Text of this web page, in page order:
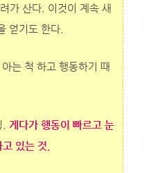
가 산다. 이것이 계속 새
얻기도 한다.
는 척 하고 행동하기 때
게다가 행동이 빠르고 눈
있는 것.